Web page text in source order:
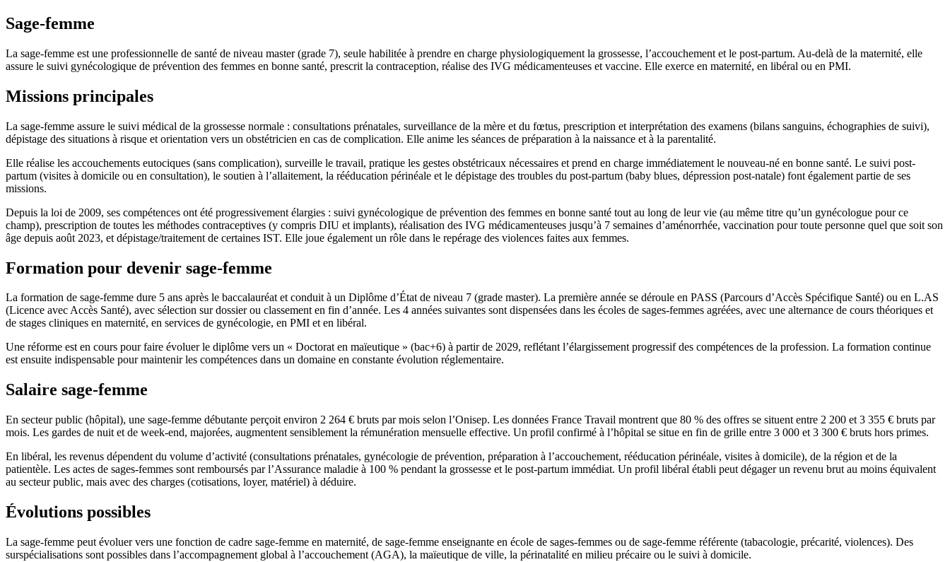
Sage-femme
La sage-femme est une professionnelle de santé de niveau master (grade 7), seule habilitée à prendre en charge physiologiquement la grossesse, l’accouchement et le post-partum. Au-delà de la maternité, elle
assure le suivi gynécologique de prévention des femmes en bonne santé, prescrit la contraception, réalise des IVG médicamenteuses et vaccine. Elle exerce en maternité, en libéral ou en PMI.
Missions principales
La sage-femme assure le suivi médical de la grossesse normale : consultations prénatales, surveillance de la mère et du fœtus, prescription et interprétation des examens (bilans sanguins, échographies de suivi),
dépistage des situations à risque et orientation vers un obstétricien en cas de complication. Elle anime les séances de préparation à la naissance et à la parentalité.
Elle réalise les accouchements eutociques (sans complication), surveille le travail, pratique les gestes obstétricaux nécessaires et prend en charge immédiatement le nouveau-né en bonne santé. Le suivi post-
partum (visites à domicile ou en consultation), le soutien à l’allaitement, la rééducation périnéale et le dépistage des troubles du post-partum (baby blues, dépression post-natale) font également partie de ses
missions.
Depuis la loi de 2009, ses compétences ont été progressivement élargies : suivi gynécologique de prévention des femmes en bonne santé tout au long de leur vie (au même titre qu’un gynécologue pour ce
champ), prescription de toutes les méthodes contraceptives (y compris DIU et implants), réalisation des IVG médicamenteuses jusqu’à 7 semaines d’aménorrhée, vaccination pour toute personne quel que soit son
âge depuis août 2023, et dépistage/traitement de certaines IST. Elle joue également un rôle dans le repérage des violences faites aux femmes.
Formation pour devenir sage-femme
La formation de sage-femme dure 5 ans après le baccalauréat et conduit à un Diplôme d’État de niveau 7 (grade master). La première année se déroule en PASS (Parcours d’Accès Spécifique Santé) ou en L.AS
(Licence avec Accès Santé), avec sélection sur dossier ou classement en fin d’année. Les 4 années suivantes sont dispensées dans les écoles de sages-femmes agréées, avec une alternance de cours théoriques et
de stages cliniques en maternité, en services de gynécologie, en PMI et en libéral.
Une réforme est en cours pour faire évoluer le diplôme vers un « Doctorat en maïeutique » (bac+6) à partir de 2029, reflétant l’élargissement progressif des compétences de la profession. La formation continue
est ensuite indispensable pour maintenir les compétences dans un domaine en constante évolution réglementaire.
Salaire sage-femme
En secteur public (hôpital), une sage-femme débutante perçoit environ 2 264 € bruts par mois selon l’Onisep. Les données France Travail montrent que 80 % des offres se situent entre 2 200 et 3 355 € bruts par
mois. Les gardes de nuit et de week-end, majorées, augmentent sensiblement la rémunération mensuelle effective. Un profil confirmé à l’hôpital se situe en fin de grille entre 3 000 et 3 300 € bruts hors primes.
En libéral, les revenus dépendent du volume d’activité (consultations prénatales, gynécologie de prévention, préparation à l’accouchement, rééducation périnéale, visites à domicile), de la région et de la
patientèle. Les actes de sages-femmes sont remboursés par l’Assurance maladie à 100 % pendant la grossesse et le post-partum immédiat. Un profil libéral établi peut dégager un revenu brut au moins équivalent
au secteur public, mais avec des charges (cotisations, loyer, matériel) à déduire.
Évolutions possibles
La sage-femme peut évoluer vers une fonction de cadre sage-femme en maternité, de sage-femme enseignante en école de sages-femmes ou de sage-femme référente (tabacologie, précarité, violences). Des
surspécialisations sont possibles dans l’accompagnement global à l’accouchement (AGA), la maïeutique de ville, la périnatalité en milieu précaire ou le suivi à domicile.